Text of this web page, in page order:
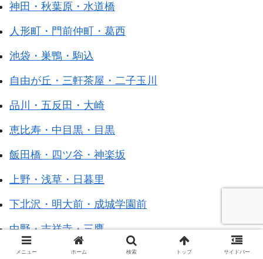
神田・秋葉原・水道橋
人形町・門前仲町・葛西
池袋・巣鴨・駒込
自由が丘・三軒茶屋・二子玉川
品川・五反田・大崎
恵比寿・中目黒・目黒
飯田橋・四ツ谷・神楽坂
上野・浅草・日暮里
下北沢・明大前・成城学園前
中野・吉祥寺・三鷹
練馬・江古田・田無
メニュー ホーム 検索 トップ サイドバー